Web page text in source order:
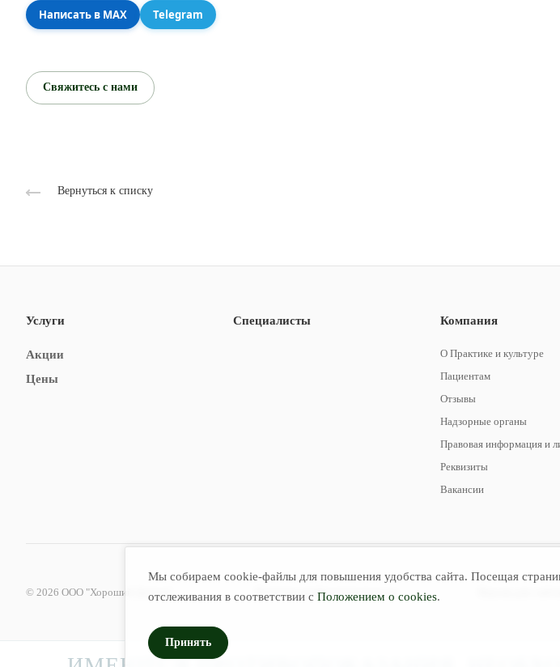
Написать в MAX Telegram
Свяжитесь с нами
Вернуться к списку
Услуги
Акции
Цены
Специалисты Компания
О Практике и культуре
Пациентам
Отзывы
Надзорные органы
Правовая информация и
Реквизиты
Вакансии
© 2026 ООО "Хороший Доктор" Политика конфиденциальности
Мы собираем cookie-файлы для повышения удобства сайта. Посещая
отслеживания в соответствии сПоложением о cookies.
Принять